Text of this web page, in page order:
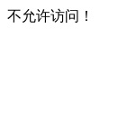
不允许访问！